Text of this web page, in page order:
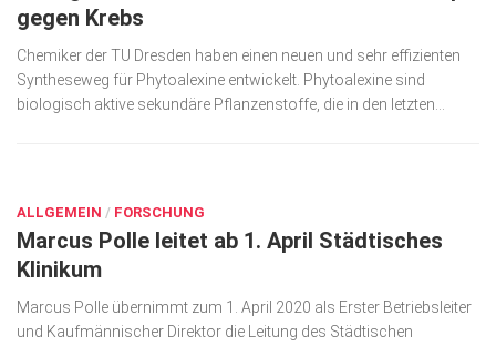
Wirtschaft, Recht, Finanzen
Zahn, Mund, Kiefer
Forum Gesundheit
Innovationen
Kampf gegen Krebs
Hören
gegen Krebs
Chemiker der TU Dresden haben einen neuen und sehr effizienten
Syntheseweg für Phytoalexine entwickelt. Phytoalexine sind
biologisch aktive sekundäre Pflanzenstoffe, die in den letzten...
ALLGEMEIN / FORSCHUNG
Marcus Polle leitet ab 1. April Städtisches
Klinikum
Marcus Polle übernimmt zum 1. April 2020 als Erster Betriebsleiter
und Kaufmännischer Direktor die Leitung des Städtischen